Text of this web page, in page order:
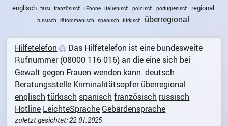
englisch farsi französisch iPhone italienisch polnisch portugiesisch regional
russisch rätoromanisch spanisch türkisch überregional
Hilfetelefon
Das Hilfetelefon ist eine bundesweite
Rufnummer (08000 116 016) an die eine sich bei
Gewalt gegen Frauen wenden kann. deutsch
Beratungsstelle Kriminalitätsopfer überregional
englisch türkisch spanisch französisch russisch
Hotline LeichteSprache Gebärdensprache
zuletzt gesichtet: 22.01.2025